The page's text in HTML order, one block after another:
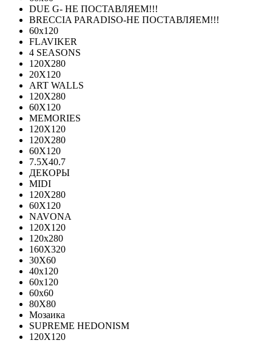
DUE G- НЕ ПОСТАВЛЯЕМ!!!
BRECCIA PARADISO-НЕ ПОСТАВЛЯЕМ!!!
60х120
FLAVIKER
4 SEASONS
120Х280
20X120
ART WALLS
120Х280
60Х120
MEMORIES
120X120
120X280
60Х120
7.5X40.7
ДЕКОРЫ
MIDI
120Х280
60Х120
NAVONA
120X120
120x280
160X320
30X60
40x120
60x120
60x60
80X80
Мозаика
SUPREME HEDONISM
120X120